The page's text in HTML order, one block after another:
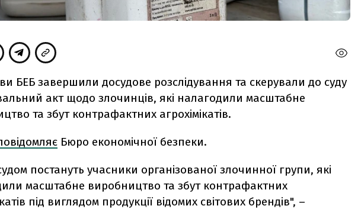
БЕБ завершили досудове розслідування та скерували до суду
акт щодо злочинців, які налагодили масштабне
та збут контрафактних агрохімікатів.
Бюро економічної безпеки.
постануть учасники організованої злочинної групи, які
масштабне виробництво та збут контрафактних
під виглядом продукції відомих світових брендів", –